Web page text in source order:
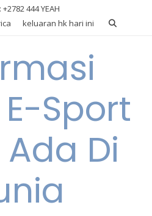
+2782 444 YEAH
keluaran hk hari ini
Sport
Di